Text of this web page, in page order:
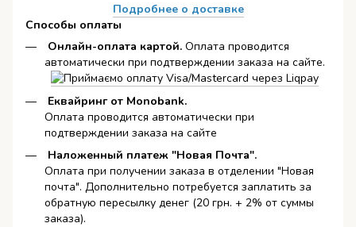
Подробнее о доставке
Способы оплаты
Онлайн-оплата картой. Оплата проводится
автоматически при подтверждении заказа на сайте.
Еквайринг от Monobank.
Оплата проводится автоматически при
подтверждении заказа на сайте
Наложенный платеж "Новая Почта".
Оплата при получении заказа в отделении "Новая
почта". Дополнительно потребуется заплатить за
обратную пересылку денег (20 грн. + 2% от суммы
заказа).